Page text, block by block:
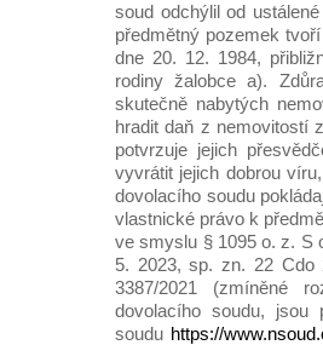
soud odchýlil od
předmětný pozemek
dne 20. 12. 1984,
rodiny žalobce a).
skutečně nabytých
hradit daň z nemovitostí
potvrzuje jejich
vyvrátit jejich dobrou
dovolacího soudu
vlastnické právo k
ve smyslu § 1095 o. z. S
5. 2023, sp. zn. 22 Cdo
3387/2021 (zmíněné
dovolacího soudu, jsou
soudu https://